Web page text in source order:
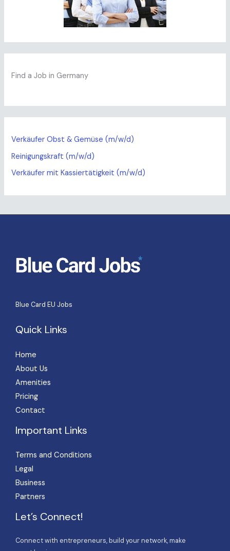
Find a Job in Germany
Verkäufer Obst & Gemüse (m/w/d)
Reinigungskraft (m/w/d)
Verkäufer mit Kassiertätigkeit (m/w/d)
Blue Card EU Jobs
Quick Links
Home
About Us
Amenities
Pricing
Contact
Important Links
Terms and Conditions
Legal
Business
Partners
Let’s Connect!
Connect with entrepreneurs, build your network, make